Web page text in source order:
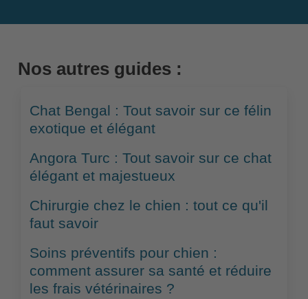
Nos autres guides :
Chat Bengal : Tout savoir sur ce félin
exotique et élégant
Angora Turc : Tout savoir sur ce chat
élégant et majestueux
Chirurgie chez le chien : tout ce qu'il
faut savoir
Soins préventifs pour chien :
comment assurer sa santé et réduire
les frais vétérinaires ?